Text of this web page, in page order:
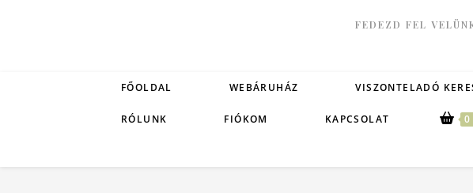
FEDEZD FEL
FŐOLDAL WEBÁRUHÁZ VISZONTELADÓ
RÓLUNK FIÓKOM KAPCSOLAT 0